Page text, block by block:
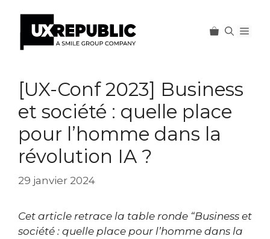
contenu[UX-Conf 2023] Business
et société : quelle place
pour l’homme dans la
révolution IA ?
29 janvier 2024
Cet article retrace la table ronde “Business et
société : quelle place pour l’homme dans la